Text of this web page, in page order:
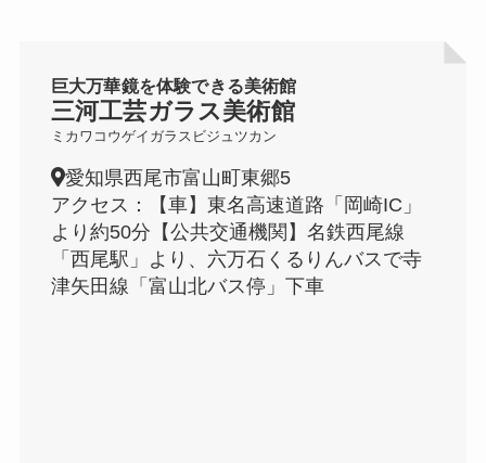
巨大万華鏡を体験できる美術館
三河工芸ガラス美術館
ミカワコウゲイガラスビジュツカン
愛知県西尾市富山町東郷5
アクセス：【車】東名高速道路「岡崎IC」
より約50分【公共交通機関】名鉄西尾線
「西尾駅」より、六万石くるりんバスで寺
津矢田線「富山北バス停」下車